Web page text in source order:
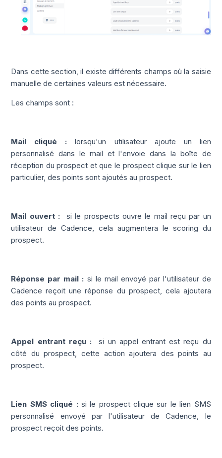
Dans cette section, il existe différents champs où la saisie
manuelle de certaines valeurs est nécessaire.
Les champs sont :
Mail cliqué :lorsqu'un utilisateur ajoute un lien
personnalisé dans le mail et l'envoie dans la boîte de
réception du prospect et que le prospect clique sur le lien
particulier, des points sont ajoutés au prospect.
Mail ouvert :
si le prospects ouvre le mail reçu par un
utilisateur de Cadence, cela augmentera le scoring du
prospect.
Réponse par mail : si le mail envoyé par l'utilisateur de
Cadence reçoit une réponse du prospect, cela ajoutera
des points au prospect.
Appel entrant reçu :
si un appel entrant est reçu du
côté du prospect, cette action ajoutera des points au
prospect.
Lien SMS cliqué : si le prospect clique sur le lien SMS
personnalisé envoyé par l'utilisateur de Cadence, le
prospect reçoit des points.